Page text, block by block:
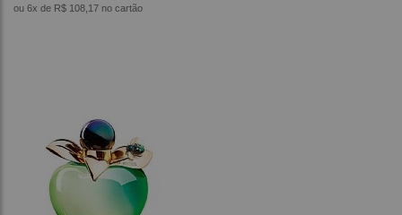
ou 6x de R$ 108,17 no cartão